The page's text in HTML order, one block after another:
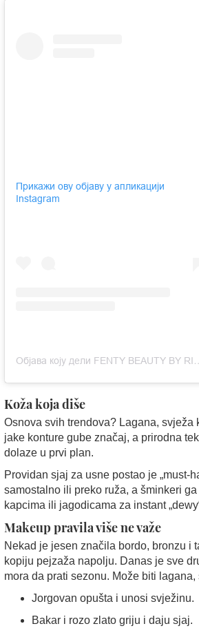
Прикажи ову објаву у апликацији
Instagram
Koža koja diše
Osnova svih trendova? Lagana, svježa
jake konture gube značaj, a prirodna
dolaze u prvi plan.
Providan sjaj za usne postao je „must-
samostalno ili preko ruža, a šminkeri
kapcima ili jagodicama za instant
Makeup pravila više ne važe
Nekad je jesen značila bordo, bronzu i
kopiju pejzaža napolju. Danas je sve
mora da prati sezonu. Može biti
Jorgovan opušta i unosi svježinu.
Bakar i rozo zlato griju i daju sjaj.